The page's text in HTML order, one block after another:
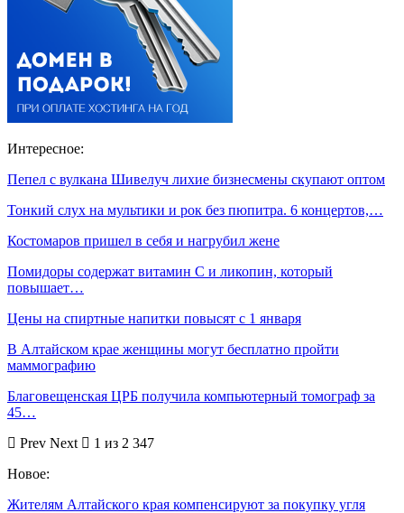
Интересное:
Пепел с вулкана Шивелуч лихие бизнесмены скупают оптом
Тонкий слух на мультики и рок без пюпитра. 6 концертов,…
Костомаров пришел в себя и нагрубил жене
Помидоры содержат витамин С и ликопин, который
повышает…
Цены на спиртные напитки повысят с 1 января
В Алтайском крае женщины могут бесплатно пройти
маммографию
Благовещенская ЦРБ получила компьютерный томограф за
45…
Prev Next
1 из 2 347
Новое:
Жителям Алтайского края компенсируют за покупку угля